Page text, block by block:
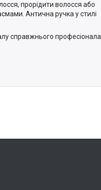
прорідити волосся або
Антична ручка у стилі
справжнього професіонала